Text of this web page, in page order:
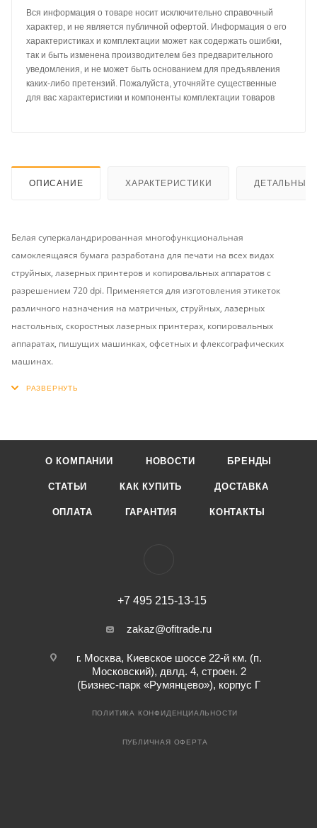
Вся информация о товаре носит исключительно справочный
характер, и не является публичной офертой. Информация о его
характеристиках и комплектации может как содержать ошибки,
так и быть изменена производителем без предварительного
уведомления, и не может быть основанием для предъявления
каких-либо претензий. Пожалуйста, уточняйте существенные
для вас характеристики и компоненты комплектации товаров
ОПИСАНИЕ ХАРАКТЕРИСТИКИ ДЕТАЛЬНЫЕ
Белая суперкаландрированная многофункциональная
самоклеящаяся бумага разработана для печати на всех видах
струйных, лазерных принтеров и копировальных аппаратов с
разрешением 720 dpi. Применяется для изготовления этикеток
различного назначения на матричных, струйных, лазерных
настольных, скоростных лазерных принтерах, копировальных
аппаратах, пишущих машинках, офсетных и флексографических
машинах.
О КОМПАНИИ НОВОСТИ БРЕНДЫ
СТАТЬИ КАК КУПИТЬ ДОСТАВКА
ОПЛАТА ГАРАНТИЯ КОНТАКТЫ
+7 495 215-13-15
zakaz@ofitrade.ru
г. Москва, Киевское шоссе 22-й км. (п.
Московский), двлд. 4, строен. 2
(Бизнес-парк «Румянцево»), корпус Г
ПОЛИТИКА КОНФИДЕНЦИАЛЬНОСТИ
ПУБЛИЧНАЯ ОФЕРТА